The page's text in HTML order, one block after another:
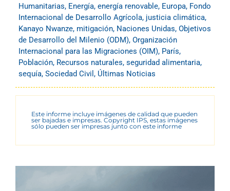
Humanitarias, Energía, energía renovable, Europa, Fondo
Internacional de Desarrollo Agrícola, justicia climática,
Kanayo Nwanze, mitigación, Naciones Unidas, Objetivos
de Desarrollo del Milenio (ODM), Organización
Internacional para las Migraciones (OIM), París,
Población, Recursos naturales, seguridad alimentaria,
sequía, Sociedad Civil , Últimas Noticias
Este informe incluye imágenes de calidad que pueden
ser bajadas e impresas. Copyright IPS, estas imágenes
sólo pueden ser impresas junto con este informe